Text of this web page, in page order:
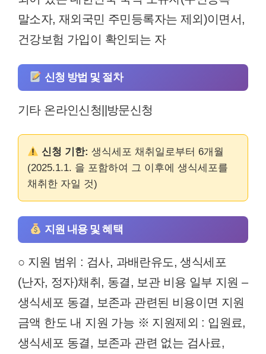
말소자, 재외국민 주민등록자는 제외)이면서,
건강보험 가입이 확인되는 자
신청 방법 및 절차
기타 온라인신청||방문신청
신청 기한: 생식세포 채취일로부터 6개월
(2025.1.1. 을 포함하여 그 이후에 생식세포를
채취한 자일 것)
지원 내용 및 혜택
○ 지원 범위 : 검사, 과배란유도, 생식세포
(난자, 정자)채취, 동결, 보관 비용 일부 지원 –
생식세포 동결, 보존과 관련된 비용이면 지원
금액 한도 내 지원 가능 ※ 지원제외 : 입원료,
생식세포 동결, 보존과 관련 없는 검사료,